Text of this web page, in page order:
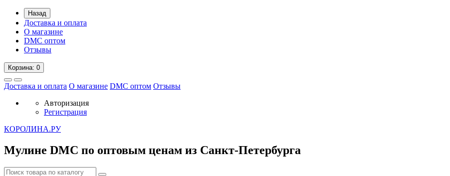
Назад
Доставка и оплата
О магазине
DMC оптом
Отзывы
Корзина: 0
Доставка и оплата О магазине DMC оптом Отзывы
Авторизация
Регистрация
КОРОЛИНА.РУ
Мулине DMC по оптовым ценам из Санкт-Петербурга